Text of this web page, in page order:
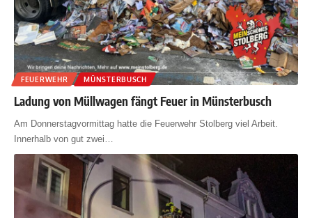
FEUERWEHR MÜNSTERBUSCH
Ladung von Müllwagen fängt Feuer in Münsterbusch
Am Donnerstagvormittag hatte die Feuerwehr Stolberg viel Arbeit.
Innerhalb von gut zwei